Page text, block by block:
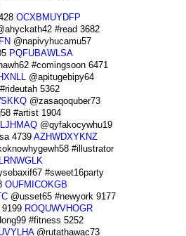
OCXBMUYDFP
#read 3682
@napivyhucamu57
PQFUBAWLSA
#comingsoon 6471
@apitugebipy64
5362
@zasaqoquber73
#artist 1904
@qyfakocywhu19
4739AZHWDXYKNZ
#illustrator
#sweet16party
OUFMICOKGB
@usset65 #newyork 9177
ROQUWVHOGR
#fitness 5252
@rutathawac73